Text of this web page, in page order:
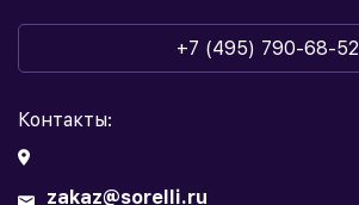
+7 (495) 790-68-52
Контакты:
zakaz@sorelli.ru